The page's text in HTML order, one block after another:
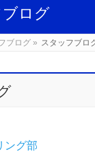
ログ
ブログ » スタッフブロ
グ部